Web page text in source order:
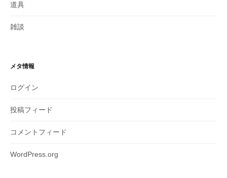
道具
雑談
メタ情報
ログイン
投稿フィード
コメントフィード
WordPress.org